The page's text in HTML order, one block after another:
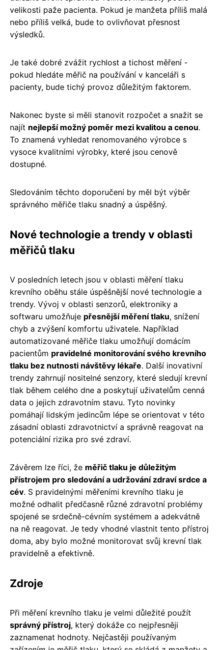
velikosti paže pacienta. Pokud je manžeta příliš malá
nebo příliš velká, bude to ovlivňovat přesnost
výsledků.
Je také dobré zvážit rychlost a tichost měření -
pokud hledáte měřič na používání v kanceláři s
pacienty, bude tichý provoz důležitým faktorem.
Nakonec byste si měli stanovit rozpočet a snažit se
najít nejlepší možný poměr mezi kvalitou a cenou.
To znamená vyhledat renomovaného výrobce s
vysoce kvalitními výrobky, které jsou cenově
dostupné.
Sledováním těchto doporučení by měl být výběr
správného měřiče tlaku snadný a úspěšný.
Nové technologie a trendy v oblasti
měřičů tlaku
V posledních letech jsou v oblasti měření tlaku
krevního oběhu stále úspěšnější nové technologie a
trendy. Vývoj v oblasti senzorů, elektroniky a
softwaru umožňuje přesnější měření tlaku, snížení
chyb a zvýšení komfortu uživatele. Například
automatizované měřiče tlaku umožňují domácím
pacientům pravidelné monitorování svého krevního
tlaku bez nutnosti návštěvy lékaře. Další inovativní
trendy zahrnují nositelné senzory, které sledují krevní
tlak během celého dne a poskytují uživatelům cenná
data o jejich zdravotním stavu. Tyto novinky
pomáhají lidským jedincům lépe se orientovat v této
zásadní oblasti zdravotnictví a správně reagovat na
potenciální rizika pro své zdraví.
Závěrem lze říci, že měřič tlaku je důležitým
přístrojem pro sledování a udržování zdraví srdce a
cév. S pravidelnými měřeními krevního tlaku je
možné odhalit předčasně různé zdravotní problémy
spojené se srdečně-cévním systémem a adekvátně
na ně reagovat. Je tedy vhodné vlastnit tento přístroj
doma, aby bylo možné monitorovat svůj krevní tlak
pravidelně a efektivně.
Zdroje
Při měření krevního tlaku je velmi důležité použít
správný přístroj, který dokáže co nejpřesněji
zaznamenat hodnoty. Nejčastěji používaným